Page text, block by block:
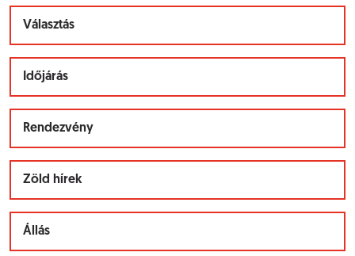
Választás
Időjárás
Rendezvény
Zöld hírek
Állás